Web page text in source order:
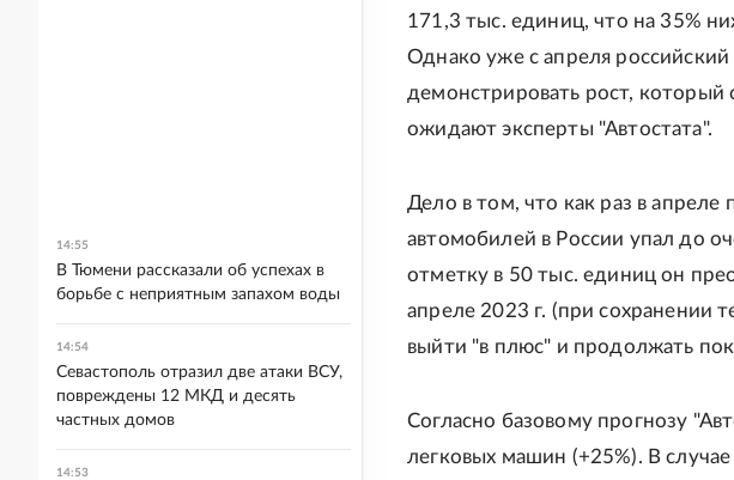
171,3 тыс. единиц, что на 35%
Однако уже с апреля российский
демонстрировать рост, который
ожидают эксперты "Автостата".
Дело в том, что как раз в
автомобилей в России упал до
отметку в 50 тыс. единиц он
апреле 2023 г. (при сохранении
выйти "в плюс" и продолжать
Согласно базовому прогнозу
легковых машин (+25%). В
14:55
В Тюмени рассказали об успехах в
борьбе с неприятным запахом воды
14:54
Севастополь отразил две атаки ВСУ,
повреждены 12 МКД и десять
частных домов
14:53